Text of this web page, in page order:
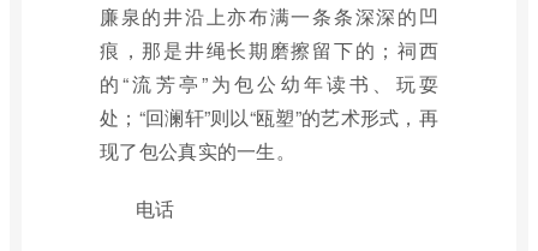
廉泉的井沿上亦布满一条条深深的凹
痕，那是井绳长期磨擦留下的；祠西
的“流芳亭”为包公幼年读书、玩耍
处；“回澜轩”则以“瓯塑”的艺术形式，再
现了包公真实的一生。
电话